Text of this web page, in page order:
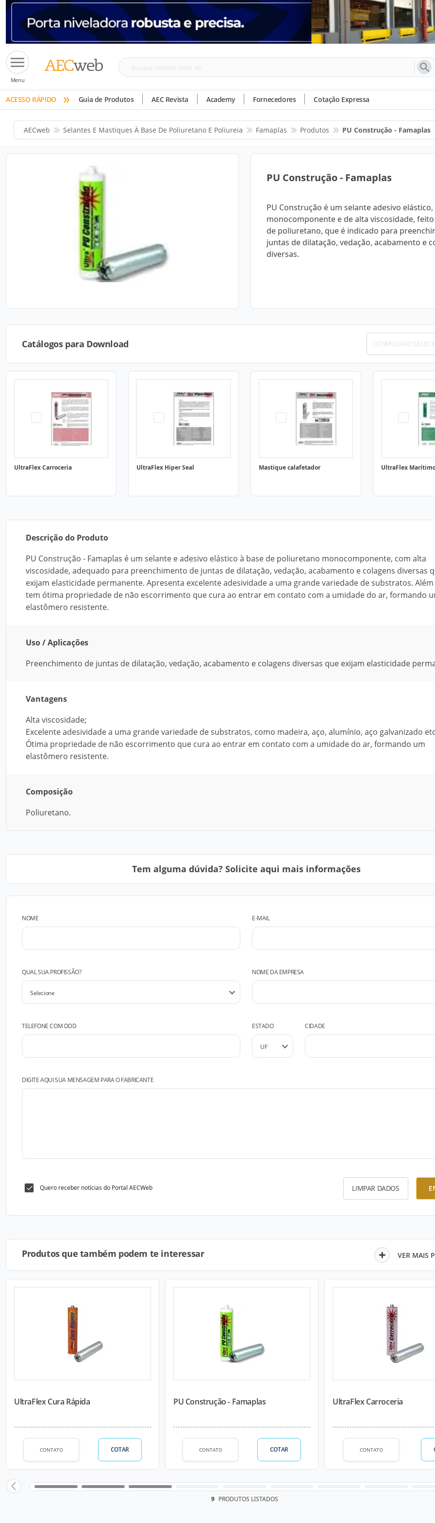
Menu
Busque
tinta,
etc
ACESSO RÁPIDO » Guia de Produtos AEC Revista Academy Fornecedores Cotação Expressa
AECweb Selantes E Mastiques À Base De Poliuretano E Poliureia Famaplas Produtos PU Construção - Famaplas
PU Construção - Famaplas
PU Construção é um selante adesivo elástico,
monocomponente e de alta viscosidade,
de poliuretano, que é indicado para
juntas de dilatação, vedação, acabamento e
diversas.
Catálogos para Download DOWNLOAD
UltraFlex Carroceria UltraFlex Hiper Seal Mastique calafetador UltraFlex
Descrição do Produto
PU Construção - Famaplas é um selante e adesivo elástico à base de poliuretano monocomponente, com alta
viscosidade, adequado para preenchimento de juntas de dilatação, vedação, acabamento e colagens diversas
exijam elasticidade permanente. Apresenta excelente adesividade a uma grande variedade de substratos. Além
tem ótima propriedade de não escorrimento que cura ao entrar em contato com a umidade do ar, formando
elastômero resistente.
Uso / Aplicações
Preenchimento de juntas de dilatação, vedação, acabamento e colagens diversas que exijam elasticidade
Vantagens
Alta viscosidade;
Excelente adesividade a uma grande variedade de substratos, como madeira, aço, alumínio, aço galvanizado
Ótima propriedade de não escorrimento que cura ao entrar em contato com a umidade do ar, formando um
elastômero resistente.
Composição
Poliuretano.
Tem alguma dúvida? Solicite aqui mais informações
NOME E-MAIL
QUAL SUA PROFISSÃO? NOME DA EMPRESA
TELEFONE COM DDD ESTADO CIDADE
DIGITE AQUI SUA MENSAGEM PARA O FABRICANTE
Quero receber notícias do Portal AECWeb LIMPAR DADOS
Produtos que também podem te interessar VER MAIS
UltraFlex Cura Rápida
CONTATO COTAR
PU Construção - Famaplas
CONTATO COTAR
UltraFlex Carroceria
CONTATO
9 PRODUTOS LISTADOS